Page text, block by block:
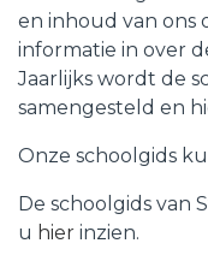
en inhoud van ons
informatie in over
Jaarlijks wordt de
samengesteld en
Onze schoolgids
De schoolgids van
u hier inzien.